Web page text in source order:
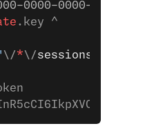
0000-0000-
.key ^
\/*\/sessions